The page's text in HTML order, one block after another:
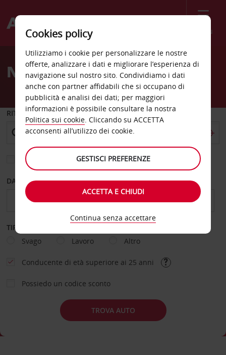
Menù
Welcome
AvisNoleggio auto Kenvil
RITIRO DA
Scegli una località di riconsegna diversa
DAL GIORNO AL GIORNO
TIPOLOGIA DI NOLEGGIO
Svago
Lavoro Altro
Conducente di età superiore ai 25 anni
Possiedo un codice sconto
TROVA AUTO
Cookies policy
Utilizziamo i cookie per personalizzare le nostre
offerte, analizzare i dati e migliorare l’esperienza di
navigazione sul nostro sito. Condividiamo i dati
anche con partner affidabili che si occupano di
pubblicità e analisi dei dati; per maggiori
informazioni è possibile consultare la nostra
Politica sui cookie. Cliccando su ACCETTA
acconsenti all’utilizzo dei cookie.
GESTISCI PREFERENZE
ACCETTA E CHIUDI
Continua senza accettare